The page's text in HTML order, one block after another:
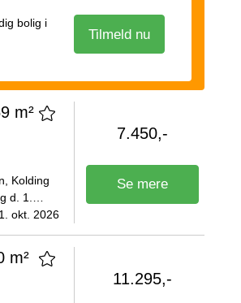
bolig i
Tilmeld nu
m²
Kolding
d. 1.
er på
okt. 2026
7.450,-
Se mere
m²
11.295,-